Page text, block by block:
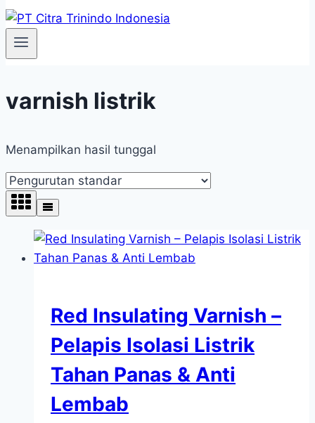
varnish listrik
Menampilkan hasil tunggal
Red Insulating Varnish –
Pelapis Isolasi Listrik
Tahan Panas & Anti
Lembab